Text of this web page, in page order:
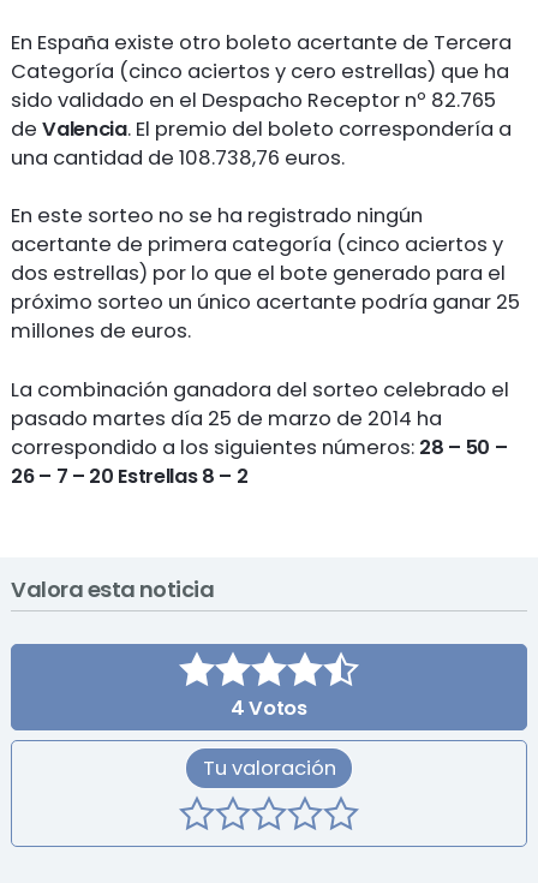
En España existe otro boleto acertante de Tercera
Categoría (cinco aciertos y cero estrellas) que ha
sido validado en el Despacho Receptor nº 82.765
deValencia. El premio del boleto correspondería a
una cantidad de 108.738,76 euros.
En este sorteo no se ha registrado ningún
acertante de primera categoría (cinco aciertos y
dos estrellas) por lo que el bote generado para el
próximo sorteo un único acertante podría ganar 25
millones de euros.
La combinación ganadora del sorteo celebrado el
pasado martes día 25 de marzo de 2014 ha
correspondido a los siguientes números: 28 – 50 –
26 – 7 – 20 Estrellas 8 – 2
Valora esta noticia
4Votos
Tu valoración